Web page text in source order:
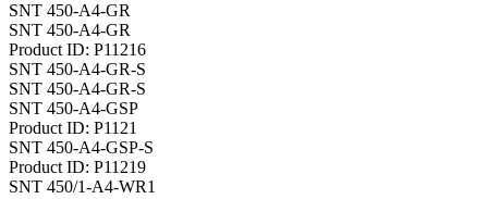
SNT 450-A4-GR
SNT 450-A4-GR
Product ID: P11216
SNT 450-A4-GR-S
SNT 450-A4-GR-S
SNT 450-A4-GSP
Product ID: P1121
SNT 450-A4-GSP-S
Product ID: P11219
SNT 450/1-A4-WR1